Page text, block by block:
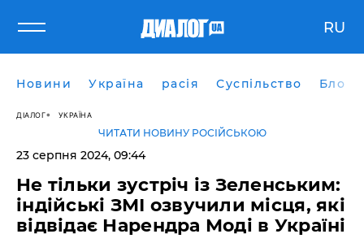
RU
Новини Україна расія Суспільство Блоги
ДІАЛОГ УКРАЇНА
ЧИТАТИ НОВИНУ РОСІЙСЬКОЮ
23 серпня 2024, 09:44
Не тільки зустріч із Зеленським:
індійські ЗМІ озвучили місця, які
відвідає Нарендра Моді в Україні